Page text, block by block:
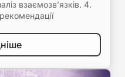
взаємозв’язків. 4.